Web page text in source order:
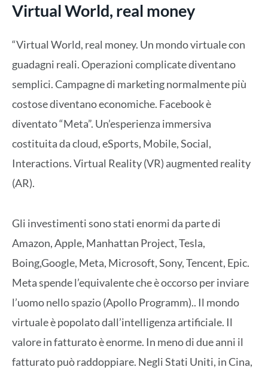
Virtual World, real money
“Virtual World, real money. Un mondo virtuale con
guadagni reali. Operazioni complicate diventano
semplici. Campagne di marketing normalmente più
costose diventano economiche. Facebook è
diventato “Meta”. Un’esperienza immersiva
costituita da cloud, eSports, Mobile, Social,
Interactions. Virtual Reality (VR) augmented reality
(AR).
Gli investimenti sono stati enormi da parte di
Amazon, Apple, Manhattan Project, Tesla,
Boing,Google, Meta, Microsoft, Sony, Tencent, Epic.
Meta spende l’equivalente che è occorso per inviare
l’uomo nello spazio (Apollo Programm).. Il mondo
virtuale è popolato dall’intelligenza artificiale. Il
valore in fatturato è enorme. In meno di due anni il
fatturato può raddoppiare. Negli Stati Uniti, in Cina,